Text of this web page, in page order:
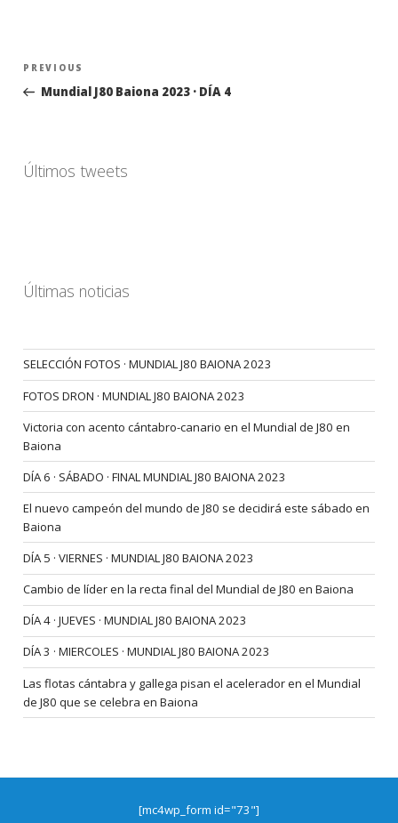
Navegación
entradas
Previous
Post
PREVIOUS
Mundial J80 Baiona 2023 · DÍA 4
Últimos tweets
Últimas noticias
SELECCIÓN FOTOS · MUNDIAL J80 BAIONA 2023
FOTOS DRON · MUNDIAL J80 BAIONA 2023
Victoria con acento cántabro-canario en el Mundial de J80 en
Baiona
DÍA 6 · SÁBADO · FINAL MUNDIAL J80 BAIONA 2023
El nuevo campeón del mundo de J80 se decidirá este sábado en
Baiona
DÍA 5 · VIERNES · MUNDIAL J80 BAIONA 2023
Cambio de líder en la recta final del Mundial de J80 en Baiona
DÍA 4 · JUEVES · MUNDIAL J80 BAIONA 2023
DÍA 3 · MIERCOLES · MUNDIAL J80 BAIONA 2023
Las flotas cántabra y gallega pisan el acelerador en el Mundial
de J80 que se celebra en Baiona
[mc4wp_form id="73"]